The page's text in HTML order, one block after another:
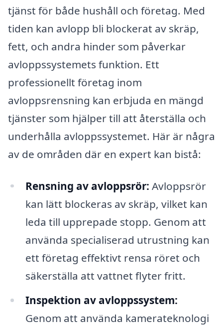
tjänst för både hushåll och företag. Med
tiden kan avlopp bli blockerat av skräp,
fett, och andra hinder som påverkar
avloppssystemets funktion. Ett
professionellt företag inom
avloppsrensning kan erbjuda en mängd
tjänster som hjälper till att återställa och
underhålla avloppssystemet. Här är några
av de områden där en expert kan bistå:
Rensning av avloppsrör: Avloppsrör
kan lätt blockeras av skräp, vilket kan
leda till upprepade stopp. Genom att
använda specialiserad utrustning kan
ett företag effektivt rensa röret och
säkerställa att vattnet flyter fritt.
Inspektion av avloppssystem:
Genom att använda kamerateknologi